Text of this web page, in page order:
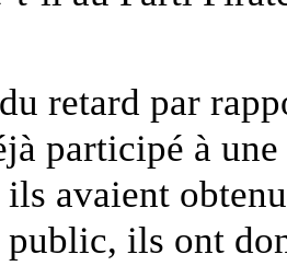
retard par
participé à
avaient
ils ont